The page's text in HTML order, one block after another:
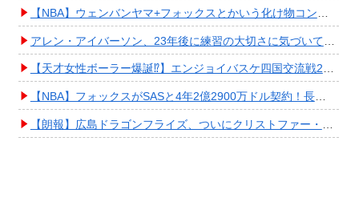
【NBA】ウェンバンヤマ+フォックスとかいう化け物コンビが爆誕してしまうwwwwwwwwww
アレン・アイバーソン、23年後に練習の大切さに気づいてしまうwwwwwwwwwwww
【天才女性ボーラー爆誕⁉︎】エンジョイバスケ四国交流戦2025 in 香川③ #エアボーズ #427
【NBA】フォックスがSASと4年2億2900万ドル契約！長期確保しPO進出へ期待高まる
【朗報】広島ドラゴンフライズ、ついにクリストファー・スミス獲得キタ━━━━(ﾟ∀ﾟ)━━━━!!